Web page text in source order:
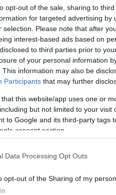
opt-out of the sale, sharing to
for targeted advertising
selection. Please note that after
interest-based ads based on
to third parties prior to
of your personal information
This information may also be
Participants that may further
that this website/app uses one or
but not limited to your
to Google and its third-party tags
consent section.
Data Processing Opt Outs
opt-out of the Sharing of my
51
46
(Ολυμπιακός) 42
Γιάννινα) 40
35
Ζωγράφου) 24
18
Αγ.Δημ.) 16
Χανίων) 15
14